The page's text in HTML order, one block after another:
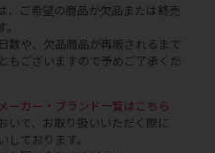
、ご希望の商品が欠品または終売
数や、欠品商品が再販されるまで
もございますので予めご了承くだ
カー・ブランド一覧はこちら
いて、お取り扱いいただく際に
しております。